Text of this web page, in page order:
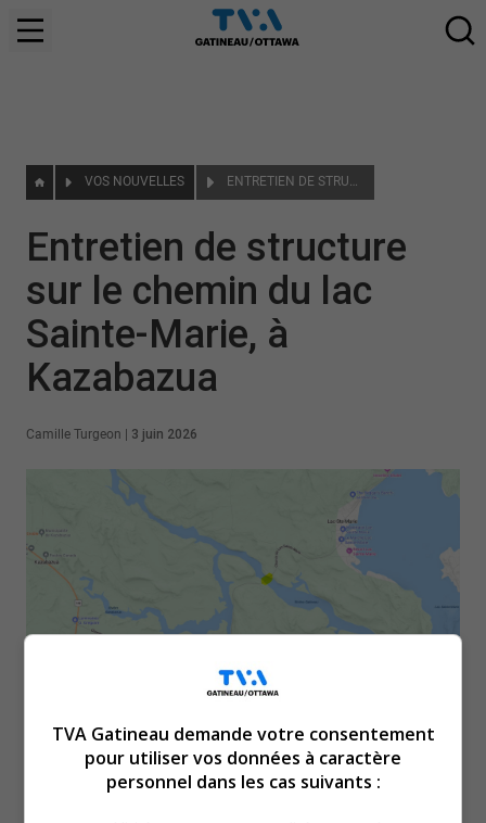
VOS NOUVELLES ENTRETIEN DE STRUCTURE SUR LE CHEMIN DU LAC SAINTE-MARIE, À KAZABAZUA
Entretien de structure
sur le chemin du lac
Sainte-Marie, à
Kazabazua
Camille Turgeon 3 juin 2026
Du 2 au 18 juin, sur le chemin du lac Sainte-
Marie, à environ 400 mètres au sud du
TVA Gatineau demande votre consentement
pour utiliser vos données à caractère
personnel dans les cas suivants :